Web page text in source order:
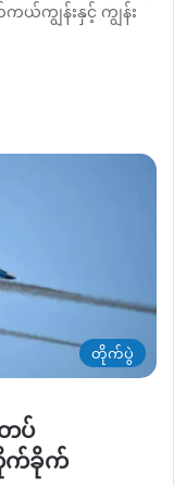
ကျွန်းနှင့် ကျွန်း
တိုက်ပွဲ
ပ်
က်ခိုက်